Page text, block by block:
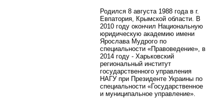
Родился 8 августа 1988 года в г.
Евпатория, Крымской области. В
2010 году окончил Национальную
юридическую академию имени
Ярослава Мудрого по
специальности «Правоведение», в
2014 году - Харьковский
региональный институт
государственного управления
НАГУ при Президенте Украины по
специальности «Государственное
и муниципальное управление».